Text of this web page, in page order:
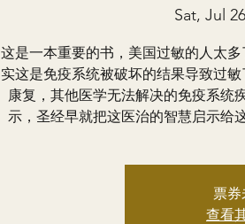
Sat, Jul 26
这是一本重要的书，美国过敏的人太
实这是免疫系统被破坏的结果导致过
康复，其他医学无法解决的免疫系统
示，圣经早就把这医治的智慧启示给
票券
查看